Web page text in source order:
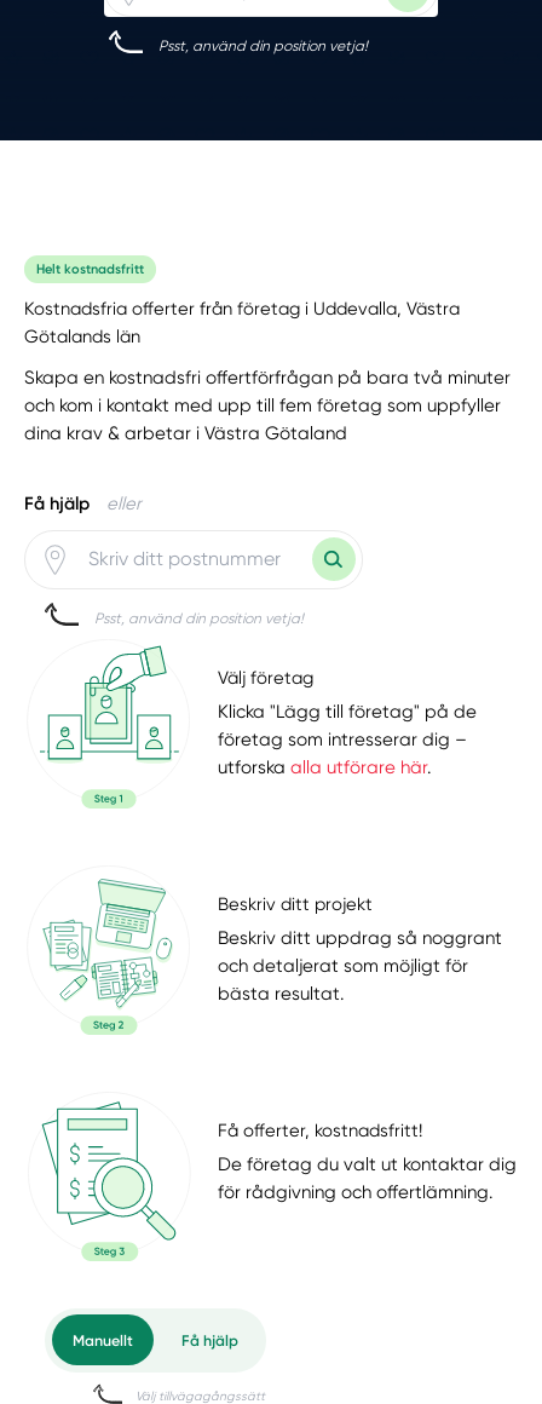
Psst, använd din position vetja!
Helt kostnadsfritt
Kostnadsfria offerter från företag i Uddevalla, Västra
Götalands län
Skapa en kostnadsfri offertförfrågan på bara två minuter
och kom i kontakt med upp till fem företag som uppfyller
dina krav & arbetar i Västra Götaland
Få hjälp eller
Psst, använd din position vetja!
Välj företag
Klicka "Lägg till företag" på de
företag som intresserar dig –
utforskaalla utförare här.
Beskriv ditt projekt
Beskriv ditt uppdrag så noggrant
och detaljerat som möjligt för
bästa resultat.
Få offerter, kostnadsfritt!
De företag du valt ut kontaktar dig
för rådgivning och offertlämning.